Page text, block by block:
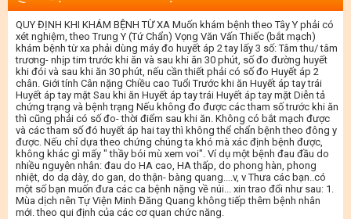
QUY ĐỊNH KHI KHÁM BỆNH TỪ XA Muốn khám bệnh theo Tây Y phải có
xét nghiệm, theo Trung Y (Tứ Chẩn) Vọng Văn Vấn Thiếc (bắt mạch)
khám bệnh từ xa phải dùng máy đo huyết áp 2 tay lấy 3 số: Tâm thu/ tâm
trương- nhịp tim trước khi ăn và sau khi ăn 30 phút, số đo đường huyết
khi đói và sau khi ăn 30 phút, nếu cần thiết phải có số đo Huyết áp 2
chân. Giới tính Cân nặng Chiều cao Tuổi Trước khi ăn Huyết áp tay trái
Huyết áp tay mặt Sau khi ăn Huyết áp tay trái Huyết áp tay mặt Diễn tả
chứng trạng và bệnh trạng Nếu không đo được các tham số trước khi ăn
thì cũng phải có số đo- thời điểm sau khi ăn. Không có bắt mạch được
và các tham số đó huyết áp hai tay thì không thể chẩn bệnh theo đông y
được. Nếu chỉ dựa theo chứng chúng ta khó mà xác định bệnh được,
không khác gì mấy " thầy bói mù xem voi". Ví dụ một bệnh đau đầu do
nhiều nguyên nhân: đau do HA cao, HA thấp, do phong hàn, phong
nhiệt, do dạ dày, do gan, do thận- bàng quang....v, v Thưa các bạn..có
một số bạn muốn đưa các ca bệnh nặng về núi... xin trao đổi như sau: 1.
Mùa dịch nên Tự Viện Minh Đăng Quang không tiếp thêm bệnh nhân
mới. theo qui định của các cơ quan chức năng.